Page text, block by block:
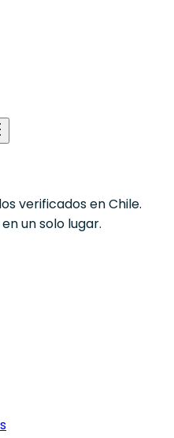
verificados en Chile.
un solo lugar.